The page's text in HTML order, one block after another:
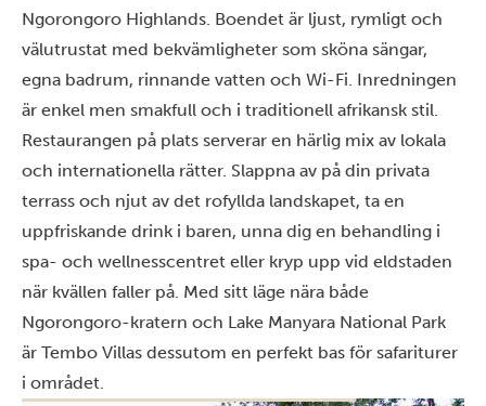
Ngorongoro Highlands. Boendet är ljust, rymligt och
välutrustat med bekvämligheter som sköna sängar,
egna badrum, rinnande vatten och Wi-Fi. Inredningen
är enkel men smakfull och i traditionell afrikansk stil.
Restaurangen på plats serverar en härlig mix av lokala
och internationella rätter. Slappna av på din privata
terrass och njut av det rofyllda landskapet, ta en
uppfriskande drink i baren, unna dig en behandling i
spa- och wellnesscentret eller kryp upp vid eldstaden
när kvällen faller på. Med sitt läge nära både
Ngorongoro-kratern och Lake Manyara National Park
är Tembo Villas dessutom en perfekt bas för safariturer
i området.